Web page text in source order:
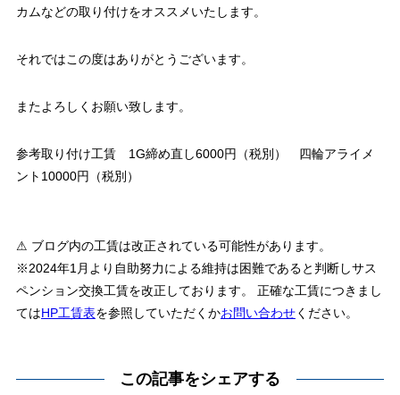
カムなどの取り付けをオススメいたします。
それではこの度はありがとうございます。
またよろしくお願い致します。
参考取り付け工賃 1G締め直し6000円（税別） 四輪アライメ
ント10000円（税別）
⚠ ブログ内の工賃は改正されている可能性があります。
※2024年1月より自助努力による維持は困難であると判断しサス
ペンション交換工賃を改正しております。 正確な工賃につきまし
てはHP工賃表を参照していただくかお問い合わせください。
この記事をシェアする